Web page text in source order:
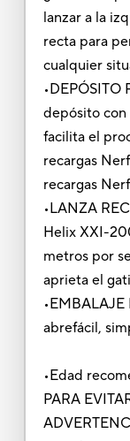
lanzar a la
recta para
cualquier
•DEPÓSITO
depósito con
facilita el
recargas
recargas
•LANZA
Helix XXI-
metros por
aprieta el
abrefácil,
•Edad
PARA